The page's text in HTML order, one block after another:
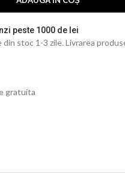
peste 1000 de lei
stoc 1-3 zile. Livrarea
gratuita